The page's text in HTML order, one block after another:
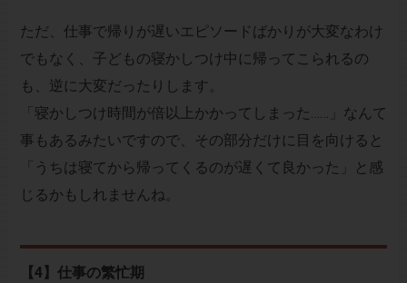
ただ、仕事で帰りが遅いエピソードばかりが大変なわけ
でもなく、子どもの寝かしつけ中に帰ってこられるの
も、逆に大変だったりします。
「寝かしつけ時間が倍以上かかってしまった……」なんて
事もあるみたいですので、その部分だけに目を向けると
「うちは寝てから帰ってくるのが遅くて良かった」と感
じるかもしれませんね。
【4】仕事の繁忙期